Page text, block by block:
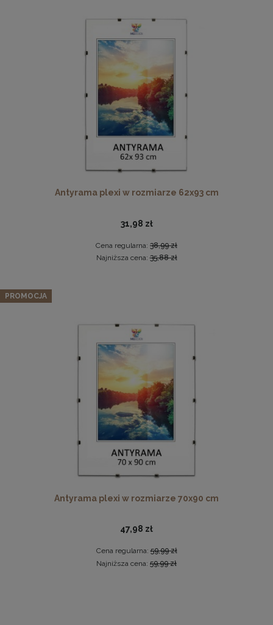
Ramka na zdjęcia 48 x 68,3 cm biała, z naturalnego drewna
60,99 zł
DO KOSZYKA
Drewniana, frezowana ramka na zdjęcia, plakaty, obrazy w
rozmiarze 15 x 21 cm w kolorze białym
14,99 zł
DO KOSZYKA
Antyrama plexi w rozmiarze 62x93 cm
31,98 zł
Cena regularna: 38,99 zł
Najniższa cena:35,88 zł
Antyrama plexi w rozmiarze 70x90 cm
47,98 zł
Cena regularna:59,99 zł
Najniższa cena: 59,99 zł
PROMOCJA